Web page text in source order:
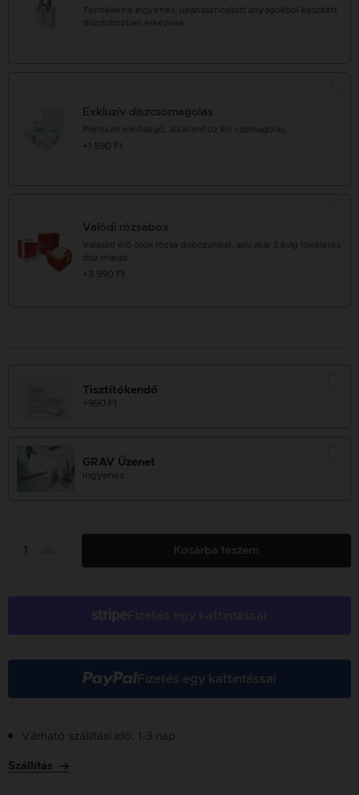
Termékeink ingyenes, újrahasznosított anyagokból készített
díszdobozban érkeznek
Exkluzív díszcsomagolás
Prémium minőségű, alkalomhoz illő csomagolás.
+1 590 Ft
Valódi rózsabox
Válaszd élő örök rózsa dobozunkat, ami akár 3 évig tökéletes
dísz marad.
+3 990 Ft
Tisztítókendő
+990 Ft
GRAV Üzenet
ingyenes
Kosárba teszem
Fizetés egy kattintással
Várható szállítási idő: 1-3 nap
Szállítás